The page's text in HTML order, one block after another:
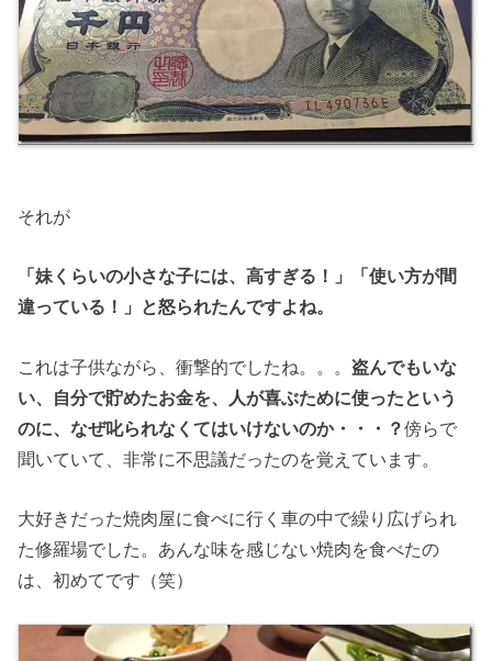
それが
「妹くらいの小さな子には、高すぎる！」「使い方が間
違っている！」と怒られたんですよね。
これは子供ながら、衝撃的でしたね。。。盗んでもいな
い、自分で貯めたお金を、人が喜ぶために使ったという
のに、なぜ叱られなくてはいけないのか・・・？傍らで
聞いていて、非常に不思議だったのを覚えています。
大好きだった焼肉屋に食べに行く車の中で繰り広げられ
た修羅場でした。あんな味を感じない焼肉を食べたの
は、初めてです（笑）